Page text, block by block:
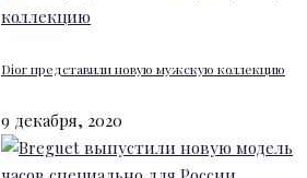
Dior представили новую мужскую коллекцию
9 декабря, 2020